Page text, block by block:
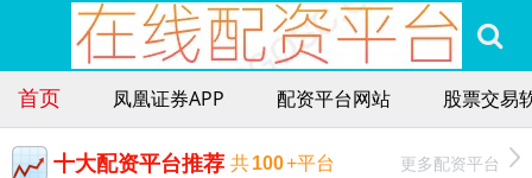
首页 凤凰证券APP 配资平台网站 股票交易
十大配资平台推荐 共100+平台 更多配资平台